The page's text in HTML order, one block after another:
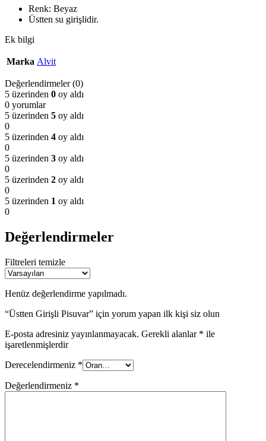
Renk: Beyaz
Üstten su girişlidir.
Ek bilgi
Marka Alvit
Değerlendirmeler (0)
5 üzerinden 0 oy aldı
0 yorumlar
5 üzerinden 5 oy aldı
0
5 üzerinden 4 oy aldı
0
5 üzerinden 3 oy aldı
0
5 üzerinden 2 oy aldı
0
5 üzerinden 1 oy aldı
0
Değerlendirmeler
Filtreleri temizle
Henüz değerlendirme yapılmadı.
“Üstten Girişli Pisuvar” için yorum yapan ilk kişi siz olun
E-posta adresiniz yayınlanmayacak. Gerekli alanlar * ile
işaretlenmişlerdir
Derecelendirmeniz *
Değerlendirmeniz *